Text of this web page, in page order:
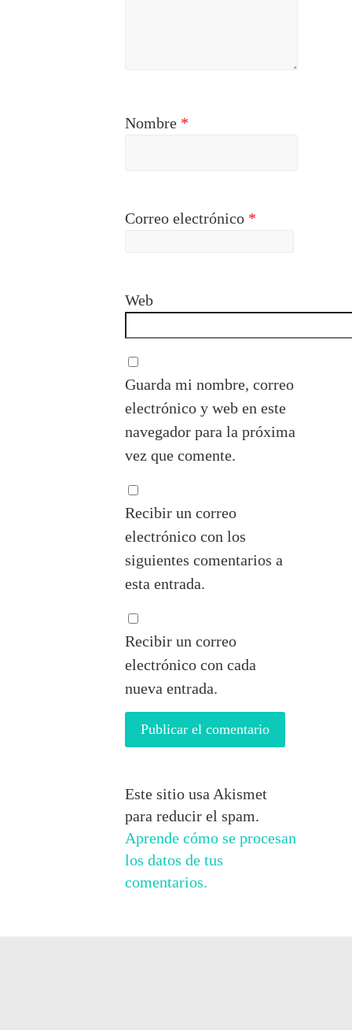
Nombre *
Correo electrónico *
Web
Guarda mi nombre, correo
electrónico y web en este
navegador para la próxima
vez que comente.
Recibir un correo
electrónico con los
siguientes comentarios a
esta entrada.
Recibir un correo
electrónico con cada
nueva entrada.
Este sitio usa Akismet
para reducir el spam.
Aprende cómo se procesan
los datos de tus
comentarios.